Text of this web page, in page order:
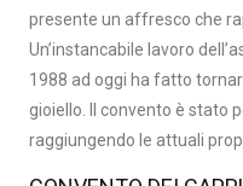
presente un affresco che
Un’instancabile lavoro
1988 ad oggi ha fatto
gioiello. Il convento è stato
raggiungendo le attuali